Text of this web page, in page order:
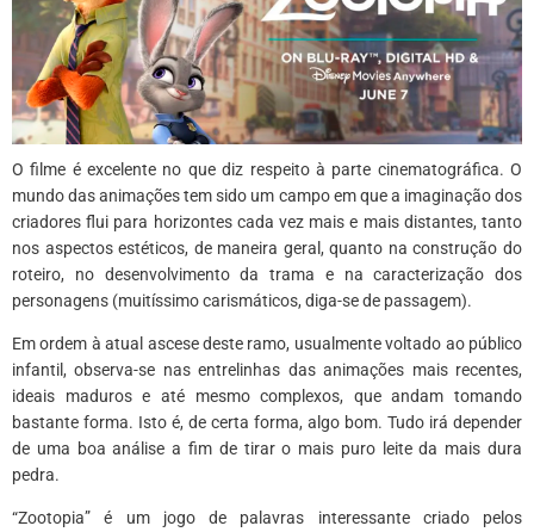
O filme é excelente no que diz respeito à parte cinematográfica. O
mundo das animações tem sido um campo em que a imaginação dos
criadores flui para horizontes cada vez mais e mais distantes, tanto
nos aspectos estéticos, de maneira geral, quanto na construção do
roteiro, no desenvolvimento da trama e na caracterização dos
personagens (muitíssimo carismáticos, diga-se de passagem).
Em ordem à atual ascese deste ramo, usualmente voltado ao público
infantil, observa-se nas entrelinhas das animações mais recentes,
ideais maduros e até mesmo complexos, que andam tomando
bastante forma. Isto é, de certa forma, algo bom. Tudo irá depender
de uma boa análise a fim de tirar o mais puro leite da mais dura
pedra.
“Zootopia” é um jogo de palavras interessante criado pelos